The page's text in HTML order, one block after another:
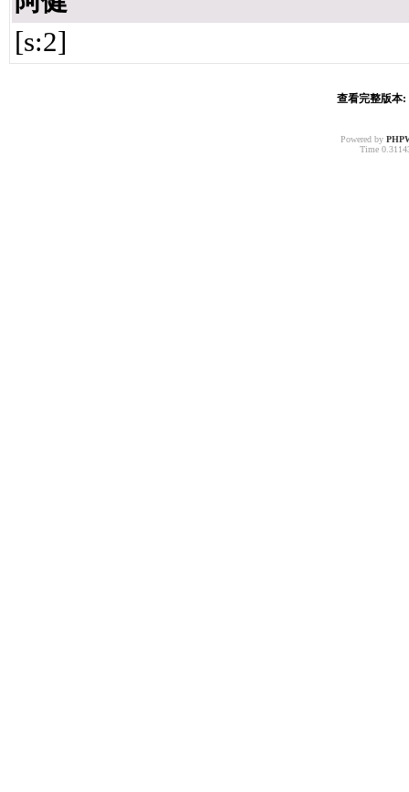
[s:2]
查看完整版本
Powered by
Time